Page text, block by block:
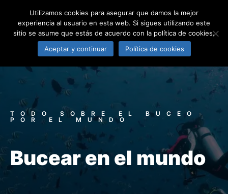
EL RINCÓN DEL BUCEO
TODO SOBRE EL BUCEO
POR EL MUNDO
Bucear en el mundo
Utilizamos cookies para asegurar que damos la mejor
experiencia al usuario en esta web. Si sigues utilizando este
sitio se asume que estás de acuerdo con la política de cookies.
Aceptar y continuar
Política de cookies